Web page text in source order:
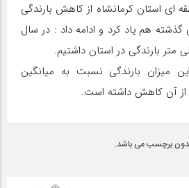
ای استان کرمانشاه از کاهش بارندگی
هم یاد کرد و ادامه داد : در سال
میزان بارندگی نسبت به میانگین
از آن کاهش داشته است.
برچسب می باشد.